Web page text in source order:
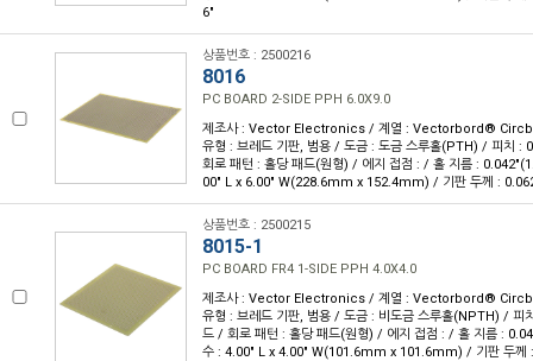
6"
상품번호 : 2500216
8016
PC BOARD 2-SIDE PPH 6.0X9.0
제조사 : Vector Electronics / 계열 : Vectorbord®
유형 : 브레드 기판, 범용 / 도금 : 도금 스루홀(PTH) / 피치
회로 패턴 : 홀당 패드(원형) / 에지 접점 : / 홀 지름 :
00" L x 6.00" W(228.6mm x 152.4mm) / 기판 두께 :
상품번호 : 2500215
8015-1
PC BOARD FR4 1-SIDE PPH 4.0X4.0
제조사 : Vector Electronics / 계열 : Vectorbord®
유형 : 브레드 기판, 범용 / 도금 : 비도금 스루홀(NPTH) /
드 / 회로 패턴 : 홀당 패드(원형) / 에지 접점 : / 홀 지름 :
수 : 4.00" L x 4.00" W(101.6mm x 101.6mm) / 기판 두